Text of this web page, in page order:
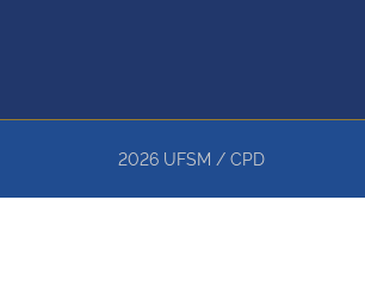
2026 UFSM / CPD